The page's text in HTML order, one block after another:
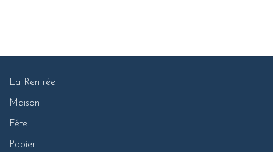
La Rentrée
Maison
Fête
Papier